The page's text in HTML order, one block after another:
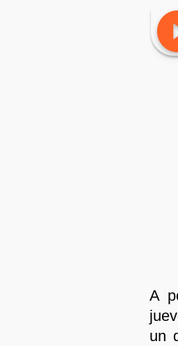
A
un